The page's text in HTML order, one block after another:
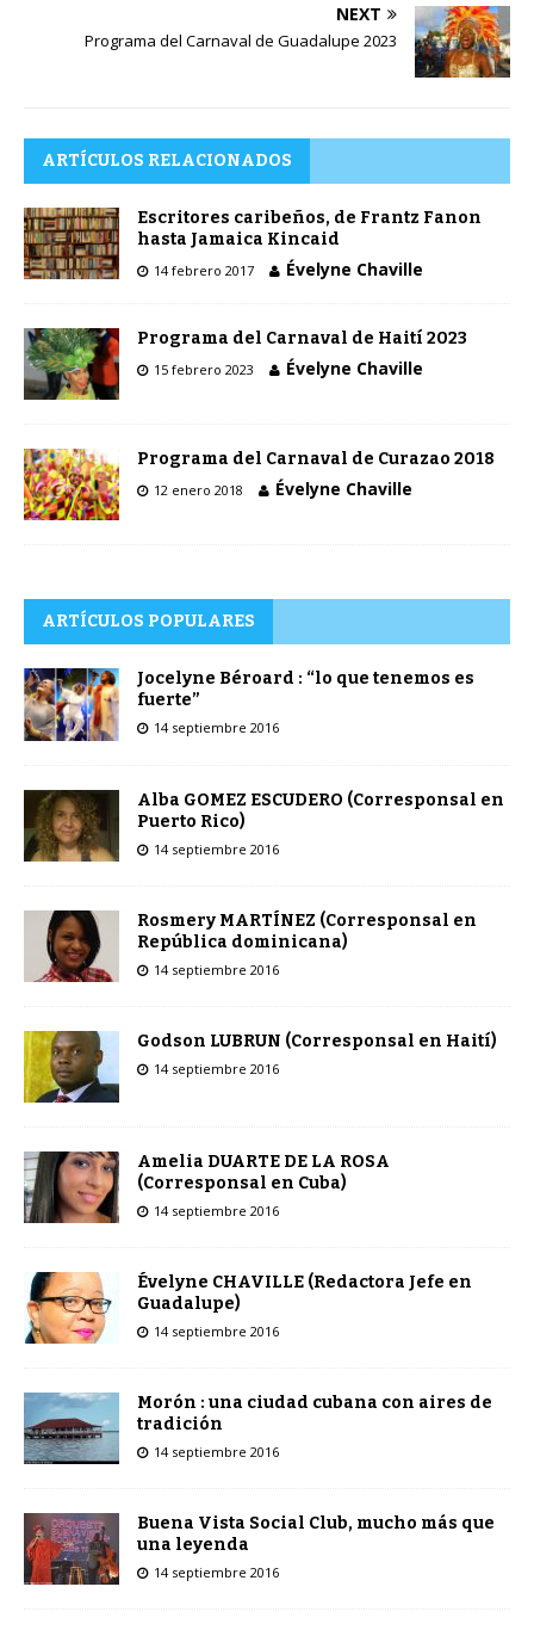
NEXT
Programa del Carnaval de Guadalupe 2023
ARTÍCULOS RELACIONADOS
Escritores caribeños, de Frantz Fanon
hasta Jamaica Kincaid
14 febrero 2017 Évelyne Chaville
Programa del Carnaval de Haití 2023
15 febrero 2023 Évelyne Chaville
Programa del Carnaval de Curazao 2018
12 enero 2018 Évelyne Chaville
ARTÍCULOS POPULARES
Jocelyne Béroard : “lo que tenemos es
fuerte”
14 septiembre 2016
Alba GOMEZ ESCUDERO (Corresponsal en
Puerto Rico)
14 septiembre 2016
Rosmery MARTÍNEZ (Corresponsal en
República dominicana)
14 septiembre 2016
Godson LUBRUN (Corresponsal en Haití)
14 septiembre 2016
Amelia DUARTE DE LA ROSA
(Corresponsal en Cuba)
14 septiembre 2016
Évelyne CHAVILLE (Redactora Jefe en
Guadalupe)
14 septiembre 2016
Morón : una ciudad cubana con aires de
tradición
14 septiembre 2016
Buena Vista Social Club, mucho más que
una leyenda
14 septiembre 2016